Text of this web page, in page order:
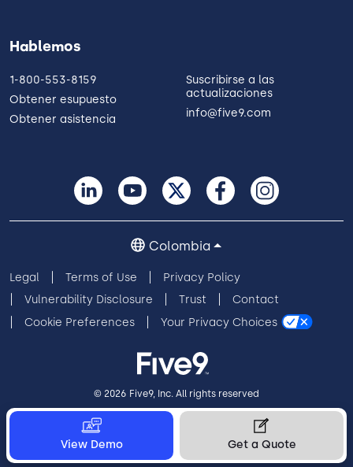
View Demo Get a Quote
Hablemos
1-800-553-8159
Obtener esupuesto
Obtener asistencia
Suscribirse a las
actualizaciones
info@five9.com
Legal Terms of Use
Privacy Policy
Vulnerability Disclosure
Trust
Contact
Cookie Preferences
Your Privacy Choices
Colombia
© 2026 Five9, Inc. All rights reserved